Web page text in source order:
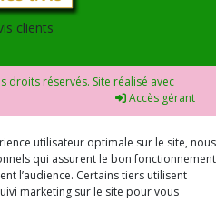
clients
droits réservés. Site réalisé avec
Accès gérant
utilisateur optimale sur le site, nous
qui assurent le bon fonctionnement
l’audience. Certains tiers utilisent
marketing sur le site pour vous